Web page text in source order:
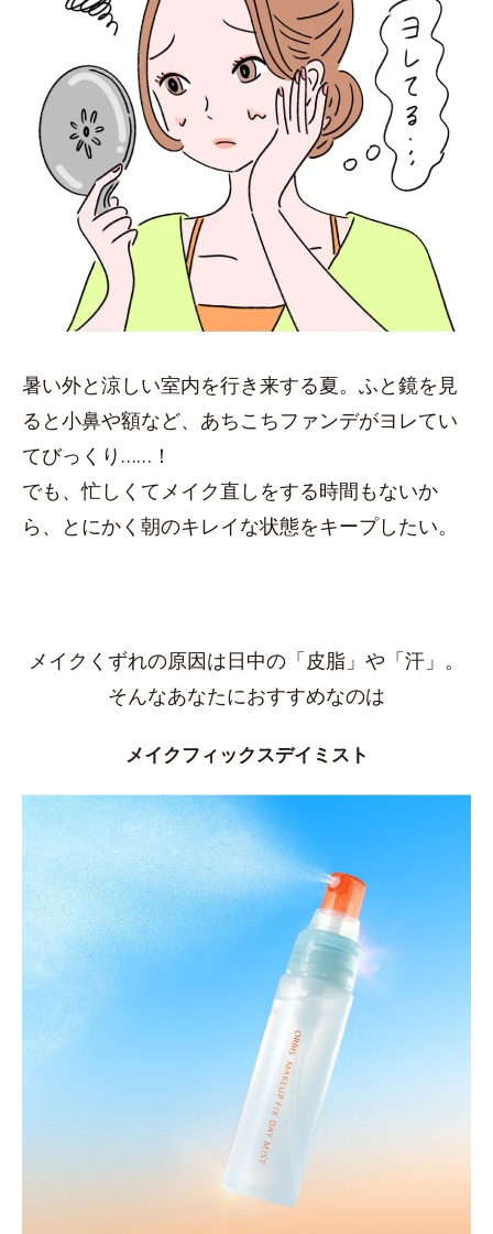
暑い外と涼しい室内を行き来する夏。ふと鏡を見
ると小鼻や額など、あちこちファンデがヨレてい
てびっくり……！
でも、忙しくてメイク直しをする時間もないか
ら、とにかく朝のキレイな状態をキープしたい。
メイクくずれの原因は日中の「皮脂」や「汗」。
そんなあなたにおすすめなのは
メイクフィックスデイミスト